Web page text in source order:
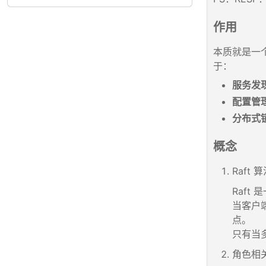
作用
本质就是一
于：
服务发
配置管
分布式
概念
Raft 算
Raft 是
当客户
点。
只有当
角色相